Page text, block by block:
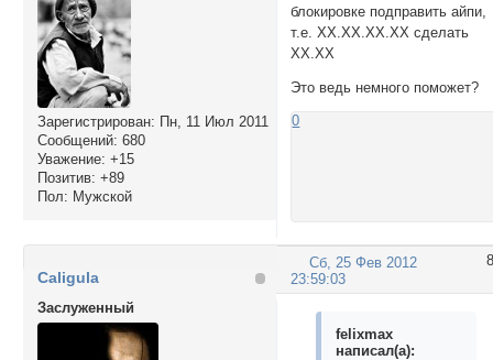
Зарегистрирован: Пн, 11 Июл 2011
Сообщений: 680
Уважение: +15
Позитив: +89
Пол: Мужской
блокировке подправить айпи,
т.е. ХХ.ХХ.ХХ.ХХ сделать
ХХ.ХХ
Это ведь немного поможет?
0
8
Сб, 25 Фев 2012
23:59:03
Caligula
Заслуженный
felixmax
написал(а):